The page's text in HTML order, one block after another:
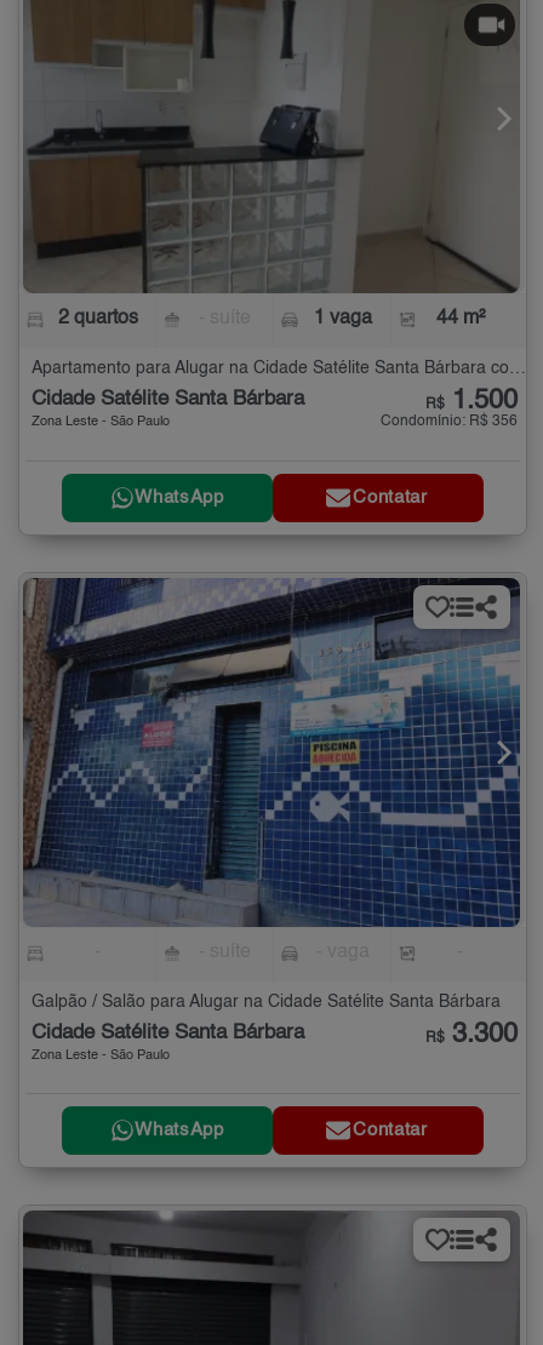
2 quartos 1 vaga 44 m²
Apartamento para Alugar na Cidade Satélite Santa Bárbara com 2 quartos - 44 m²
Cidade Satélite Santa Bárbara
Zona Leste - São Paulo
R$ 1.500
Condomínio: R$ 356
WhatsApp Contatar
Galpão / Salão para Alugar na Cidade Satélite Santa Bárbara
Cidade Satélite Santa Bárbara
Zona Leste - São Paulo
R$ 3.300
WhatsApp Contatar